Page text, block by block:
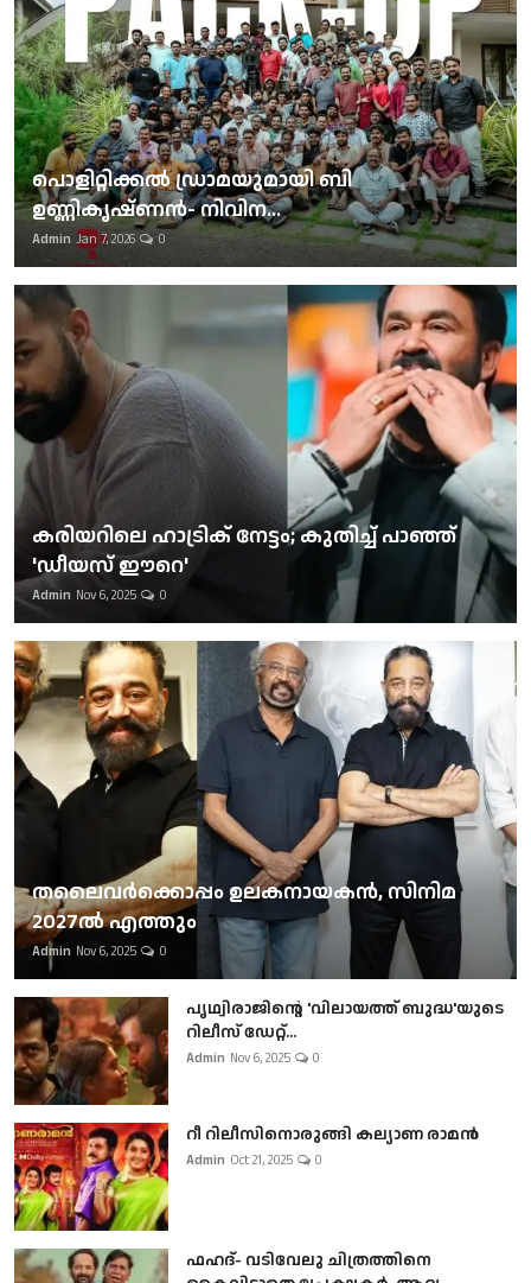
പൊളിറ്റിക്കല്‍ ഡ്രാമയുമായി ബി
ഉണ്ണികൃഷ്ണന്‍- നിവിന...
Admin Jan 7, 2026 0
കരിയറിലെ ഹാട്രിക് നേട്ടം; കുതിച്ച് പാഞ്ഞ്
'ഡീയസ് ഈറെ'
Admin Nov 6, 2025 0
തലൈവര്‍ക്കൊപ്പം ഉലകനായകന്‍, സിനിമ
2027ല്‍ എത്തും
Admin Nov 6, 2025 0
പൃഥ്വിരാജിന്റെ 'വിലായത്ത് ബുദ്ധ'യുടെ
റിലീസ് ഡേറ്റ്...
Admin Nov 6, 2025 0
റീ റിലീസിനൊരുങ്ങി കല്യാണ രാമൻ
Admin Oct 21, 2025 0
ഫഹദ്- വടിവേലു ചിത്രത്തിനെ